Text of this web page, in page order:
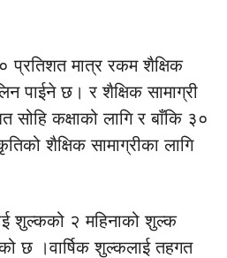
प्रतिशत मात्र रकम शैक्षिक
पाईने छ। र शैक्षिक सामाग्री
कक्षाको लागि र बाँकि ३०
शैक्षिक सामाग्रीका लागि
शुल्कको २ महिनाको शुल्क
छ ।वार्षिक शुल्कलाई तहगत